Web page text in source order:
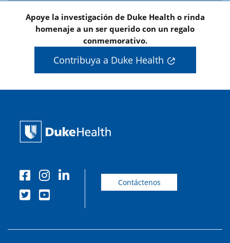
Apoye la investigación de Duke Health o rinda
homenaje a un ser querido con un regalo
conmemorativo.
Contribuya a Duke Health
Contáctenos